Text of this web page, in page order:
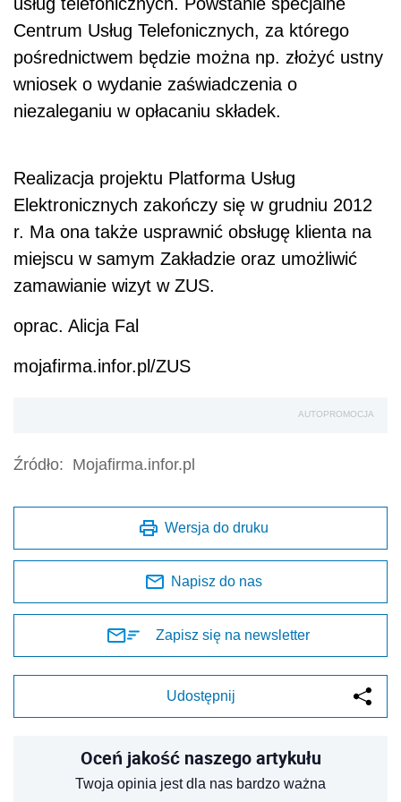
usług telefonicznych. Powstanie specjalne
Centrum Usług Telefonicznych, za którego
pośrednictwem będzie można np. złożyć ustny
wniosek o wydanie zaświadczenia o
niezaleganiu w opłacaniu składek.
Realizacja projektu Platforma Usług
Elektronicznych zakończy się w grudniu 2012
r. Ma ona także usprawnić obsługę klienta na
miejscu w samym Zakładzie oraz umożliwić
zamawianie wizyt w ZUS.
oprac. Alicja Fal
mojafirma.infor.pl/ZUS
AUTOPROMOCJA
Źródło: Mojafirma.infor.pl
Wersja do druku
Napisz do nas
Zapisz się na newsletter
Udostępnij
Oceń jakość naszego artykułu
Twoja opinia jest dla nas bardzo ważna